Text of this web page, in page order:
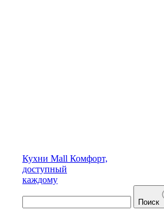
Кухни Mall Комфорт,
доступный
каждому
Поиск